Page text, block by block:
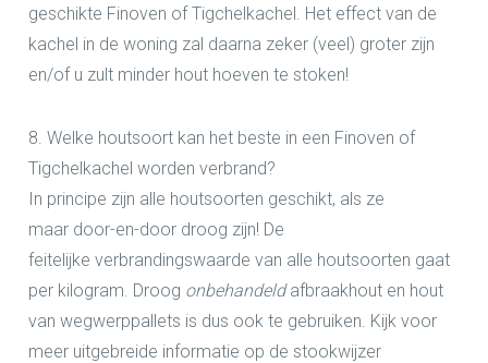
geschikte Finoven of Tigchelkachel. Het effect van de
kachel in de woning zal daarna zeker (veel) groter zijn
en/of u zult minder hout hoeven te stoken!
8. Welke houtsoort kan het beste in een Finoven of
Tigchelkachel worden verbrand?
In principe zijn alle houtsoorten geschikt, als ze
maar door-en-door droog zijn! De
feitelijke verbrandingswaarde van alle houtsoorten gaat
per kilogram. Droog onbehandeldafbraakhout en hout
van wegwerppallets is dus ook te gebruiken. Kijk voor
meer uitgebreide informatie op de stookwijzer